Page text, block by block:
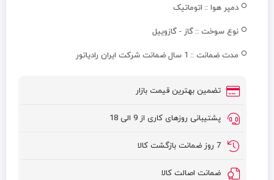
دمپر هوا :: اتوماتیک
نوع سوخت :: گاز - گازوییل
مدت ضمانت :: 1 سال ضمانت شرکت ایران رادیاتور
تضمین بهترین قیمت بازار
پشتیبانی روزهای کاری از 9 الی 18
7 روز ضمانت بازگشت کالا
ضمانت اصالت کالا